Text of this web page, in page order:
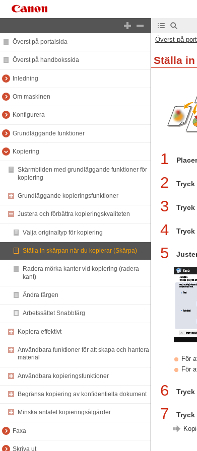
Överst på portalsida
Överst på handbokssida
Inledning
Om maskinen
Konfigurera
Grundläggande funktioner
Kopiering
Skärmbilden med grundläggande funktioner för
kopiering
Grundläggande kopieringsfunktioner
Justera och förbättra kopieringskvaliteten
Välja originaltyp för kopiering
Ställa in skärpan när du kopierar (Skärpa)
Radera mörka kanter vid kopiering (radera
kant)
Ändra färgen
Arbetssättet Snabbfärg
Kopiera effektivt
Användbara funktioner för att skapa och hantera
material
Användbara kopieringsfunktioner
Begränsa kopiering av konfidentiella dokument
Minska antalet kopieringsåtgärder
Faxa
Skriva ut
Överst på
Ställa
1
2 Tryck
3
4 Tryck
5
För
För
6 Tryck
7 Tryck